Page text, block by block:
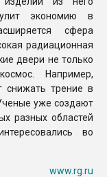
экономию в
сфера
радиационная
двери не только
Например,
снижать трение в
уже создают
разных областей
во
www.rg.ru